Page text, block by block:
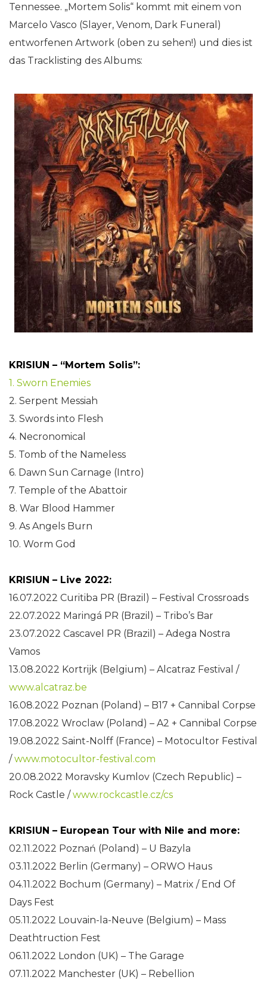
Tennessee. „Mortem Solis“ kommt mit einem von
Marcelo Vasco (Slayer, Venom, Dark Funeral)
entworfenen Artwork (oben zu sehen!) und dies ist
das Tracklisting des Albums:
KRISIUN – “Mortem Solis”:
1. Sworn Enemies
2. Serpent Messiah
3. Swords into Flesh
4. Necronomical
5. Tomb of the Nameless
6. Dawn Sun Carnage (Intro)
7. Temple of the Abattoir
8. War Blood Hammer
9. As Angels Burn
10. Worm God
KRISIUN – Live 2022:
16.07.2022 Curitiba PR (Brazil) – Festival Crossroads
22.07.2022 Maringá PR (Brazil) – Tribo’s Bar
23.07.2022 Cascavel PR (Brazil) – Adega Nostra
Vamos
13.08.2022 Kortrijk (Belgium) – Alcatraz Festival /
www.alcatraz.be
16.08.2022 Poznan (Poland) – B17 + Cannibal Corpse
17.08.2022 Wroclaw (Poland) – A2 + Cannibal Corpse
19.08.2022 Saint-Nolff (France) – Motocultor Festival
/www.motocultor-festival.com
20.08.2022 Moravsky Kumlov (Czech Republic) –
Rock Castle /www.rockcastle.cz/cs
KRISIUN – European Tour with Nile and more:
02.11.2022 Poznań (Poland) – U Bazyla
03.11.2022 Berlin (Germany) – ORWO Haus
04.11.2022 Bochum (Germany) – Matrix / End Of
Days Fest
05.11.2022 Louvain-la-Neuve (Belgium) – Mass
Deathtruction Fest
06.11.2022 London (UK) – The Garage
07.11.2022 Manchester (UK) – Rebellion